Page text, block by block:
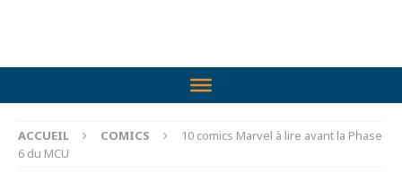
ACCUEIL COMICS
10 comics Marvel à lire avant la Phase
6 du MCU